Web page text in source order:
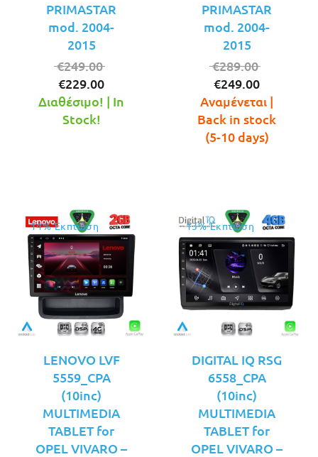
PRIMASTAR
mod. 2004-
2015
€249.00
was:
€229.00
τρέχουσα
Διαθέσιμο! | In
Stock!
PRIMASTAR
mod. 2004-
2015
€289.00
was:
€289.00.
€249.00
τρέχουσα
τιμή
είναι:
Αναμένεται |
Back in stock
(5-10 days)
14% Έκπτωση
LENOVO LVF
5559_CPA
(10inc)
MULTIMEDIA
TABLET for
OPEL VIVARO –
13% Έκπτωση
DIGITAL IQ RSG
6558_CPA
(10inc)
MULTIMEDIA
TABLET for
OPEL VIVARO –